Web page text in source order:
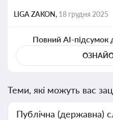
LIGA ZAKON, 18 грудня 2025
Повний AI-підсумок
Теми, які можуть вас
Публічна (державна)